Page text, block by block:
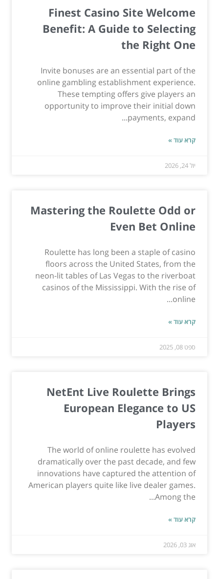
Finest Casino Site Welcome
Benefit: A Guide to Selecting
the Right One
Invite bonuses are an essential part of the
online gambling establishment experience.
These tempting offers give players an
opportunity to improve their initial down
payments, expand...
קרא עוד »
יול 24, 2026
Mastering the Roulette Odd or
Even Bet Online
Roulette has long been a staple of casino
floors across the United States, from the
neon-lit tables of Las Vegas to the riverboat
casinos of the Mississippi. With the rise of
online...
קרא עוד »
ספט 08, 2025
NetEnt Live Roulette Brings
European Elegance to US
Players
The world of online roulette has evolved
dramatically over the past decade, and few
innovations have captured the attention of
American players quite like live dealer games.
Among the...
קרא עוד »
אוג 03, 2026